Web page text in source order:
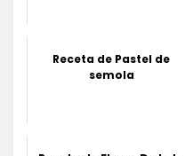
Receta de Pastel de
semola